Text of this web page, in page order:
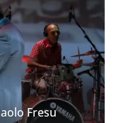
Fresu